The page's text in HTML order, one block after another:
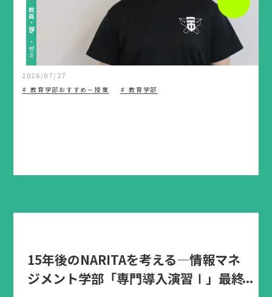
教員・学び・ゼミ
2026/07/27
教育学部おすすめ－授業 教育学部
15年後のNARITAを考える―情報マネ
ジメント学部「専門導入演習Ⅰ」最終